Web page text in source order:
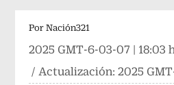
Por Nación321
2025 GMT-6-03-07 | 18:03
/ Actualización:2025